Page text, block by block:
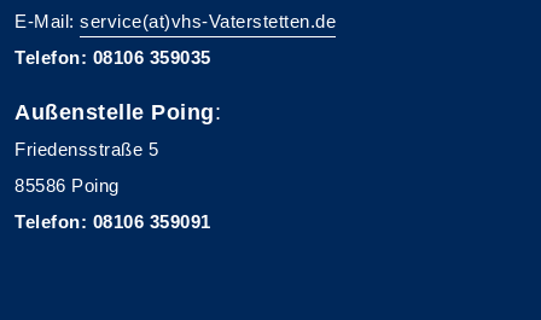
E-Mail: service(at)vhs-Vaterstetten.de
Telefon: 08106 359035
Außenstelle Poing:
Friedensstraße 5
85586 Poing
Telefon: 08106 359091